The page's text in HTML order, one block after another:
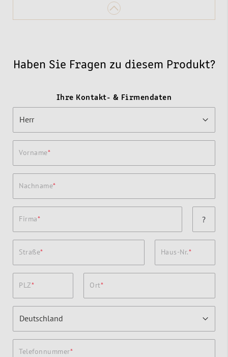
Haben Sie Fragen zu diesem Produkt?
Ihre Kontakt- & Firmendaten
Vorname
Nachname
Firma ?
Straße Haus-Nr.
PLZ Ort
Telefonnummer